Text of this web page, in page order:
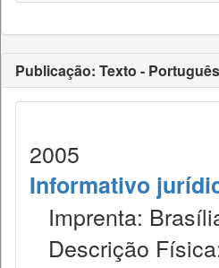
Publicação: Texto - Português
2005
Informativo
Imprenta:
Descrição